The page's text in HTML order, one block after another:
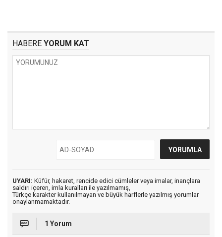
HABERE YORUM KAT
UYARI: Küfür, hakaret, rencide edici cümleler veya imalar, inançlara
saldırı içeren, imla kuralları ile yazılmamış,
Türkçe karakter kullanılmayan ve büyük harflerle yazılmış yorumlar
onaylanmamaktadır.
1 Yorum